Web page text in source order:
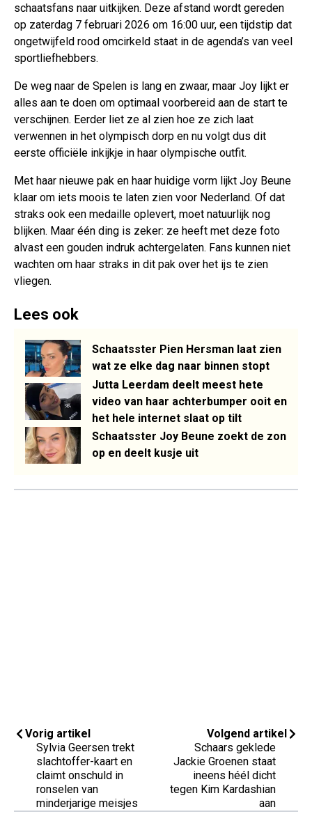
schaatsfans naar uitkijken. Deze afstand wordt gereden
op zaterdag 7 februari 2026 om 16:00 uur, een tijdstip dat
ongetwijfeld rood omcirkeld staat in de agenda’s van veel
sportliefhebbers.
De weg naar de Spelen is lang en zwaar, maar Joy lijkt er
alles aan te doen om optimaal voorbereid aan de start te
verschijnen. Eerder liet ze al zien hoe ze zich laat
verwennen in het olympisch dorp en nu volgt dus dit
eerste officiële inkijkje in haar olympische outfit.
Met haar nieuwe pak en haar huidige vorm lijkt Joy Beune
klaar om iets moois te laten zien voor Nederland. Of dat
straks ook een medaille oplevert, moet natuurlijk nog
blijken. Maar één ding is zeker: ze heeft met deze foto
alvast een gouden indruk achtergelaten. Fans kunnen niet
wachten om haar straks in dit pak over het ijs te zien
vliegen.
Lees ook
Schaatsster Pien Hersman laat zien
wat ze elke dag naar binnen stopt
Jutta Leerdam deelt meest hete
video van haar achterbumper ooit en
het hele internet slaat op tilt
Schaatsster Joy Beune zoekt de zon
op en deelt kusje uit
Vorig artikel
Sylvia Geersen trekt
slachtoffer-kaart en
claimt onschuld in
ronselen van
minderjarige meisjes
Volgend artikel
Schaars geklede
Jackie Groenen staat
ineens héél dicht
tegen Kim Kardashian
aan